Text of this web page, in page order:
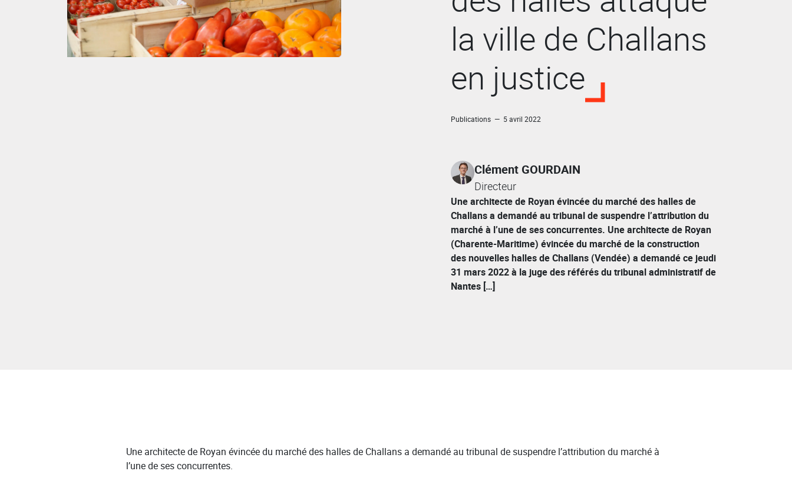
la ville de Challans
en justice
Publications — 5 avril 2022
Clément GOURDAIN
Directeur
Une architecte de Royan évincée du marché des halles de
Challans a demandé au tribunal de suspendre l’attribution du
marché à l’une de ses concurrentes. Une architecte de Royan
(Charente-Maritime) évincée du marché de la construction
des nouvelles halles de Challans (Vendée) a demandé ce jeudi
31 mars 2022 à la juge des référés du tribunal administratif de
Nantes […]
Une architecte de Royan évincée du marché des halles de Challans a demandé au tribunal de suspendre l’attribution du marché à
l’une de ses concurrentes.